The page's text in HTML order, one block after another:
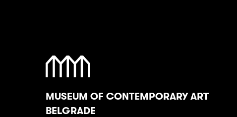
MUSEUM OF CONTEMPORARY ART
BELGRADE